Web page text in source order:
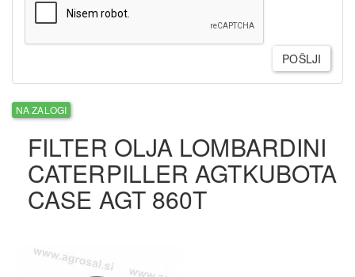
POŠLJI
NA ZALOGI
FILTER OLJA LOMBARDINI
CATERPILLER AGTKUBOTA
CASE AGT 860T